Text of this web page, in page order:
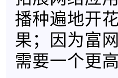
播种遍地开
果；因为富
需要一个更